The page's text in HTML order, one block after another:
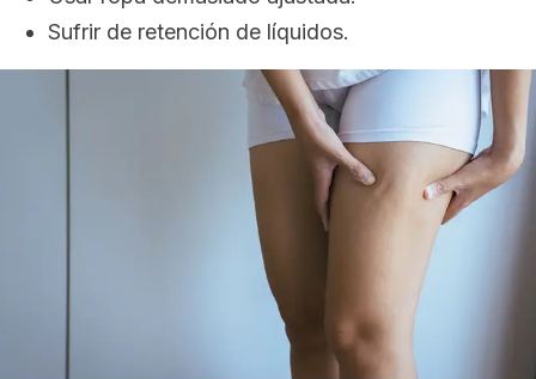
Sufrir de retención de líquidos.